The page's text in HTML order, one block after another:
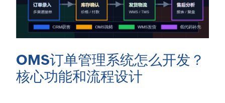
OMS订单管理系统怎么开发？
核心功能和流程设计